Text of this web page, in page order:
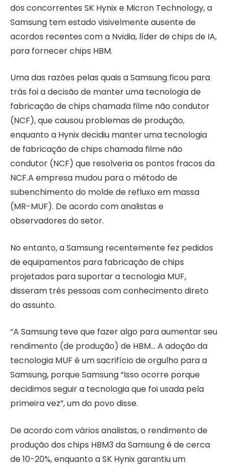
dos concorrentes SK Hynix e Micron Technology, a
Samsung tem estado visivelmente ausente de
acordos recentes com a Nvidia, líder de chips de IA,
para fornecer chips HBM.
Uma das razões pelas quais a Samsung ficou para
trás foi a decisão de manter uma tecnologia de
fabricação de chips chamada filme não condutor
(NCF), que causou problemas de produção,
enquanto a Hynix decidiu manter uma tecnologia
de fabricação de chips chamada filme não
condutor (NCF) que resolveria os pontos fracos da
NCF.A empresa mudou para o método de
subenchimento do molde de refluxo em massa
(MR-MUF). De acordo com analistas e
observadores do setor.
No entanto, a Samsung recentemente fez pedidos
de equipamentos para fabricação de chips
projetados para suportar a tecnologia MUF,
disseram três pessoas com conhecimento direto
do assunto.
“A Samsung teve que fazer algo para aumentar seu
rendimento (de produção) de HBM… A adoção da
tecnologia MUF é um sacrifício de orgulho para a
Samsung, porque Samsung “Isso ocorre porque
decidimos seguir a tecnologia que foi usada pela
primeira vez”, um do povo disse.
De acordo com vários analistas, o rendimento de
produção dos chips HBM3 da Samsung é de cerca
de 10-20%, enquanto a SK Hynix garantiu um